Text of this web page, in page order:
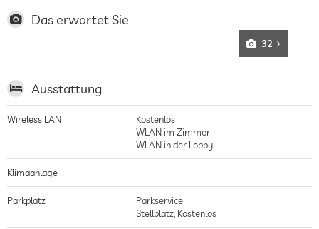
Dubrovnik entfernt, die Gegend ist berühmt für ihre steinigen Buchten und
Strände, die schönsten Badestellen kennen die herzlichen Inhaber und
geben gerne Tipps, Schwimmen kann man auch im Infinitypool
Das erwartet Sie
32
Ausstattung
Wireless LAN
Kostenlos
WLAN im Zimmer
WLAN in der Lobby
Klimaanlage
Parkplatz
Parkservice
Stellplatz, Kostenlos